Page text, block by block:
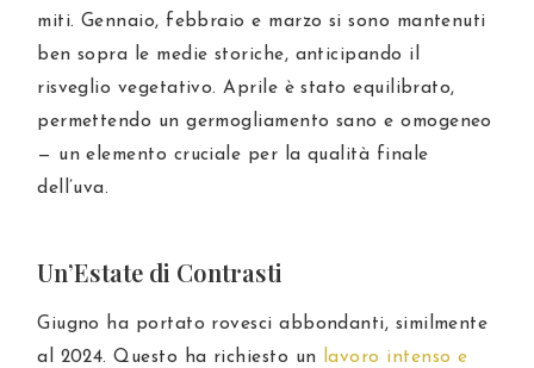
miti. Gennaio, febbraio e marzo si sono mantenuti
ben sopra le medie storiche, anticipando il
risveglio vegetativo. Aprile è stato equilibrato,
permettendo un germogliamento sano e omogeneo
— un elemento cruciale per la qualità finale
dell’uva.
Un’Estate di Contrasti
Giugno ha portato rovesci abbondanti, similmente
al 2024. Questo ha richiesto un
lavoro intenso e